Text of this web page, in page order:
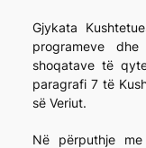
Gjykata
programeve
shoqatave të
paragrafi 7 të
së Veriut.
Në përputhje